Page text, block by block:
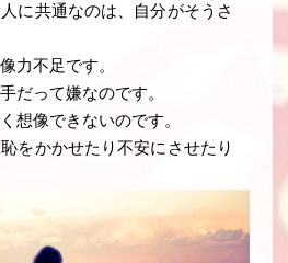
に共通なのは、自分がそうさ
力不足です。
だって嫌なのです。
想像できないのです。
をかかせたり不安にさせたり